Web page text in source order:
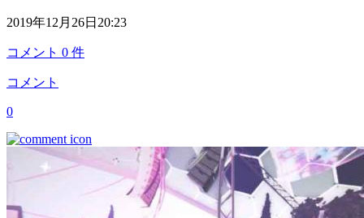
2019年12月26日20:23
コメント 0 件
コメント
0